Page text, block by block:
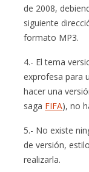
de 2008,
siguiente
formato MP3.
4.- El tema
exprofesa para
hacer una
saga FIFA), no
5.- No existe
de versión,
realizarla.